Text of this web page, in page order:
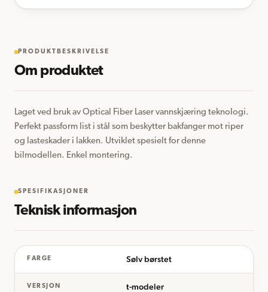
PRODUKTBESKRIVELSE
Om produktet
Laget ved bruk av Optical Fiber Laser vannskjæring teknologi.
Perfekt passform list i stål som beskytter bakfanger mot riper
og lasteskader i lakken. Utviklet spesielt for denne
bilmodellen. Enkel montering.
SPESIFIKASJONER
Teknisk informasjon
FARGE Sølv børstet
VERSJON t-modeler